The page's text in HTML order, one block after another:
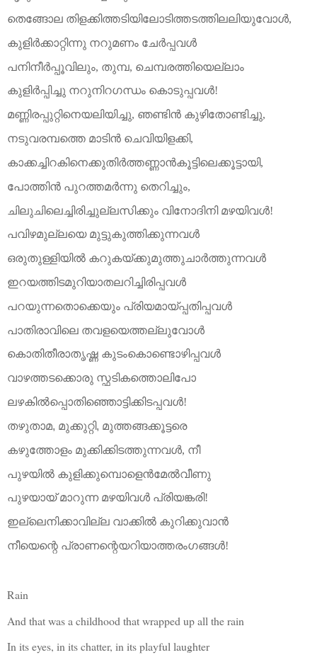
തെങ്ങോല തിളക്കിത്തടിയിലോടിത്തടത്തിലലിയുവോൾ,
കുളിർക്കാറ്റിന്നു നറുമണം ചേർപ്പവൾ
പനിനീർപ്പൂവിലും, തുമ്പ, ചെമ്പരത്തിയെല്ലാം
കുളിർപ്പിച്ചു നറുനിറഗന്ധം കൊടുപ്പവൾ!
മണ്ണിരപ്പുറ്റിനെയലിയിച്ചു, ഞണ്ടിൻ കുഴിതോണ്ടിച്ചു,
നടുവരമ്പത്തെ മാടിൻ ചെവിയിളക്കി,
കാക്കച്ചിറകിനെക്കുതിർത്തണ്ണാൻകൂട്ടിലെക്കൂട്ടായി,
പോത്തിന്‍ പുറത്തമർന്നു തെറിച്ചും,
ചിലുചിലെച്ചിരിച്ചുല്ലസിക്കും വിനോദിനി മഴയിവൾ!
പവിഴമുല്ലയെ മുട്ടുകുത്തിക്കുന്നവൾ
ഒരുതുള്ളിയിൽ കറുകയ്ക്കുമുത്തുചാർത്തുന്നവൾ
ഇറയത്തിടമുറിയാതലറിച്ചിരിപ്പവൾ
പറയുന്നതൊക്കെയും പ്രിയമായ്പ്പതിപ്പവൾ
പാതിരാവിലെ തവളയെത്തല്ലുവോൾ
കൊതിതീരാതൃഷ്ണ കുടംകൊണ്ടൊഴിപ്പവൾ
വാഴത്തടക്കൊരു സ്ഫടികത്തൊലിപോ
ലഴകിൽപ്പൊതിഞ്ഞൊട്ടിക്കിടപ്പവൾ!
തഴുതാമ, മുക്കുറ്റി, മുത്തങ്ങക്കൂട്ടരെ
കഴുത്തോളം മുക്കിക്കിടത്തുന്നവൾ, നീ
പുഴയിൽ കുളിക്കുമ്പൊളെൻമേൽവീണു
പുഴയായ് മാറുന്ന മഴയിവൾ പ്രിയങ്കരി!
ഇല്ലെനിക്കാവില്ല വാക്കിൽ കുറിക്കുവാൻ
നീയെന്റെ പ്രാണന്റെയറിയാത്തരംഗങ്ങൾ!
Rain
And that was a childhood that wrapped up all the rain
In its eyes, in its chatter, in its playful laughter